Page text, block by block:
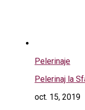
Pelerinaje
Pelerinaj la
oct. 15, 2019